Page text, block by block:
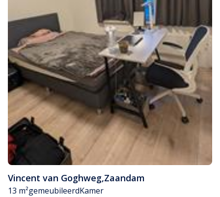
Vincent van Goghweg,Zaandam
13 m²gemeubileerdKamer